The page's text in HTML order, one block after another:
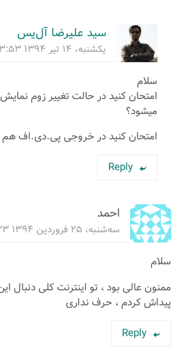
سید علیرضا آل‌یس
یکشنبه، ۱۴ تیر ۱۳۹۴ at ۲۳:۵۳
سلام
امتحان کنید در حالت تغییر زوم
میشود؟
امتحان کنید در خروجی پی.دی.اف هم
Reply
احمد
سه‌شنبه، ۲۵ فروردین ۱۳۹۴ at ۱۶:۳۳
سلام
ممنون عالی بود ، تو اینترنت کلی دنبال
پیداش کردم ، حرف نداری
Reply